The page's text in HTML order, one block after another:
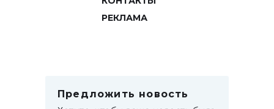
РЕКЛАМА
Предложить новость